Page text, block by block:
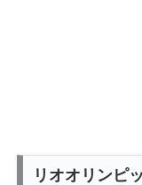
リオオリンピ